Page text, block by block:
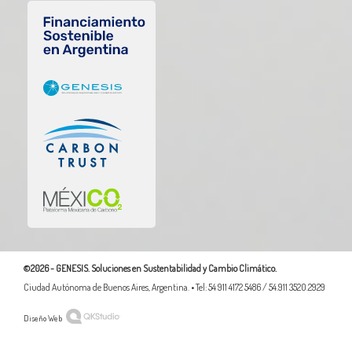
©2026 - GENESIS. Soluciones en Sustentabilidad y Cambio Climático.
Ciudad Autónoma de Buenos Aires, Argentina. • Tel: 54 911 4172 5486 / 54.911 3520.2929
Diseño Web